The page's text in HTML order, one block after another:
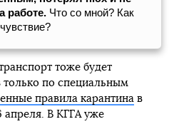
работе. Что со мной? Как
тоже будет
только по специальным
правила карантинав
апреля. В КГГА уже